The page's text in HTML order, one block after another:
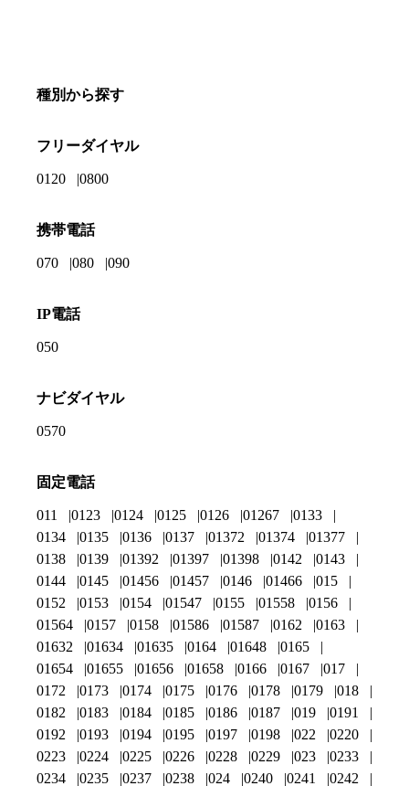
種別から探す
フリーダイヤル
0120 0800
携帯電話
070 080 090
IP電話
050
ナビダイヤル
0570
固定電話
011 0123 0124 0125 0126 01267
0133
0134
0135 0136 0137 01372 01374
01377
0138
0139 01392 01397 01398 0142
0143
0144
0145 01456 01457 0146 01466
015
0152
0153 0154 01547 0155 01558
0156
01564
0157 0158 01586 01587 0162
0163
01632
01634 01635 0164 01648
0165
01654
01655 01656 01658 0166 0167
017
0172
0173 0174 0175 0176 0178 0179
018
0182
0183 0184 0185 0186 0187 019
0191
0192
0193 0194 0195 0197 0198 022
0220
0223
0224 0225 0226 0228 0229 023
0233
0234
0235 0237 0238 024 0240 0241 0242